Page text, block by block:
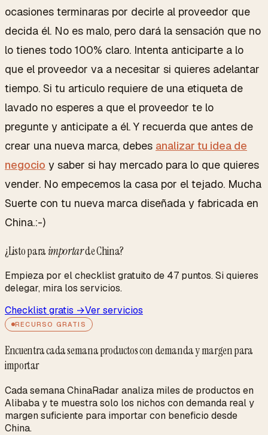
ocasiones terminaras por decirle al proveedor que
decida él. No es malo, pero dará la sensación que no
lo tienes todo 100% claro. Intenta anticiparte a lo
que el proveedor va a necesitar si quieres adelantar
tiempo. Si tu articulo requiere de una etiqueta de
lavado no esperes a que el proveedor te lo
pregunte y anticipate a él. Y recuerda que antes de
crear una nueva marca, debes analizar tu idea de
negocio y saber si hay mercado para lo que quieres
vender. No empecemos la casa por el tejado. Mucha
Suerte con tu nueva marca diseñada y fabricada en
China.:-)
¿Listo paraimportarde China?
Empieza por el checklist gratuito de 47 puntos. Si quieres
delegar, mira los servicios.
Checklist gratis →Ver servicios
RECURSO GRATIS
Encuentra cada semana productos con demanda y margen para
importar
Cada semana ChinaRadar analiza miles de productos en
Alibaba y te muestra solo los nichos con demanda real y
margen suficiente para importar con beneficio desde
China.